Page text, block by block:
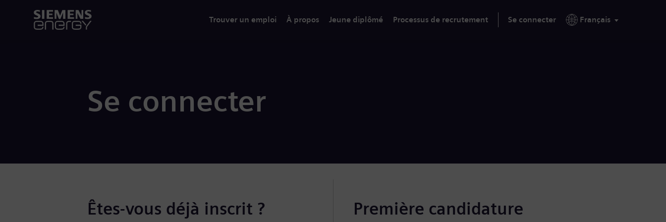
Trouver un emploi À propos Jeune diplômé Processus de recrutement Se connecter Français
Se connecter
Êtes-vous déjà inscrit ? Première candidature